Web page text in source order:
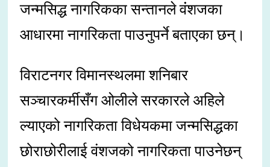
जन्मसिद्ध नागरिकका सन्तानले वंंशजका
आधारमा नागरिकता पाउनुपर्ने बताएका छन्।
विराटनगर विमानस्थलमा शनिबार
सञ्चारकर्मीसँग ओलीले सरकारले अहिले
ल्याएको नागरिकता विधेयकमा जन्मसिद्धका
छोराछोरीलाई वंशजको नागरिकता पाउनेछन्